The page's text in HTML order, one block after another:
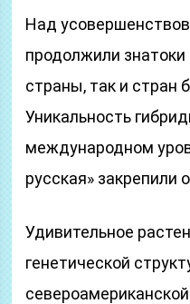
Над
продолжили
страны, так и стран
Уникальность
международном
русская» закрепили
Удивительное
генетической